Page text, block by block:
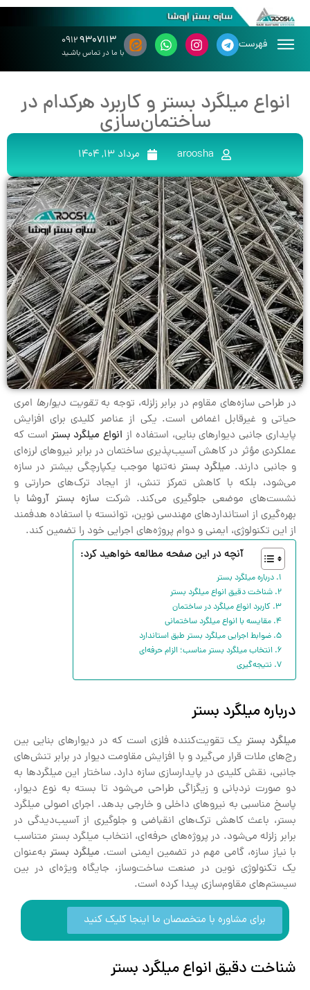
فهرست ۹۳۰۷۱۱۳۰۹۱۲
با ما در تماس باشـید
انواع میلگرد بستر و کاربرد هرکدام در
ساختمان‌سازی
aroosha مرداد 13, 1404
در طراحی سازه‌های مقاوم در برابر زلزله، توجه بهتقویت دیوارها امری
حیاتی و غیرقابل اغماض است. یکی از عناصر کلیدی برای افزایش
پایداری جانبی دیوارهای بنایی، استفاده از انواع میلگرد بستر است که
عملکردی مؤثر در کاهش آسیب‌پذیری ساختمان در برابر نیروهای لرزه‌ای
و جانبی دارند. میلگرد بستر نه‌تنها موجب یکپارچگی بیشتر در سازه
می‌شود، بلکه با کاهش تمرکز تنش، از ایجاد ترک‌های حرارتی و
نشست‌های موضعی جلوگیری می‌کند. شرکت سازه بستر آروشا با
بهره‌گیری از استانداردهای مهندسی نوین، توانسته با استفاده هدفمند
از این تکنولوژی، ایمنی و دوام پروژه‌های اجرایی خود را تضمین کند.
آنچه در این صفحه مطالعه خواهید کرد:
درباره میلگرد بستر
شناخت دقیق انواع میلگرد بستر
کاربرد انواع میلگرد در ساختمان
مقایسه با انواع میلگرد ساختمانی
ضوابط اجرایی میلگرد بستر طبق استاندارد
انتخاب میلگرد بستر مناسب؛ الزام حرفه‌ای
نتیجه‌گیری
درباره میلگرد بستر
میلگرد بستر یک تقویت‌کننده فلزی است که در دیوارهای بنایی بین
رج‌های ملات قرار می‌گیرد و با افزایش مقاومت دیوار در برابر تنش‌های
جانبی، نقش کلیدی در پایدارسازی سازه دارد. ساختار این میلگردها به
دو صورت نردبانی و زیگزاگی طراحی می‌شود تا بسته به نوع دیوار،
پاسخ مناسبی به نیروهای داخلی و خارجی بدهد. اجرای اصولی میلگرد
بستر، باعث کاهش ترک‌های انقباضی و جلوگیری از آسیب‌دیدگی در
برابر زلزله می‌شود. در پروژه‌های حرفه‌ای، انتخاب میلگرد بستر متناسب
با نیاز سازه، گامی مهم در تضمین ایمنی است. میلگرد بستربه‌عنوان
یک تکنولوژی نوین در صنعت ساخت‌وساز، جایگاه ویژه‌ای در بین
سیستم‌های مقاوم‌سازی پیدا کرده است.
برای مشاوره با متخصصان ما اینجا کلیک کنید
شناخت دقیق انواع میلگرد بستر